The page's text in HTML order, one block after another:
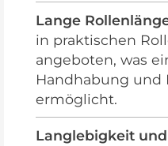
Lange
in praktischen
angeboten, was
Handhabung und
ermöglicht.
Langlebigkeit